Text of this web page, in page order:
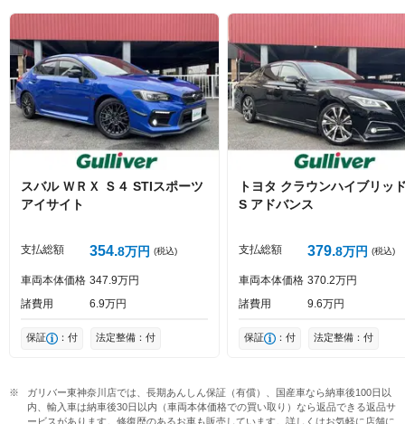
絵文字は投稿時に削除します 0文字/140文字
Captcha
スバル ＷＲＸ Ｓ４ STIスポーツ
アイサイト
支払総額 354 8万円 (税込)
車両本体価格 347 9万円
諸費用
6 9万円
保証 ：付 法定整備：付
トヨタ クラウンハイブリッ
S アドバンス
支払総額 379 8万円 (税込)
車両本体価格 370 2万円
諸費用
9 6万円
保証 ：付 法定整備：付
ガリバー東神奈川店では、長期あんしん保証（有償）、国産車なら納車後100日以
内、輸入車は納車後30日以内（車両本体価格での買い取り）なら返品できる返品サ
ービスがあります。修復歴のあるお車も販売しています。詳しくはお気軽に店舗に